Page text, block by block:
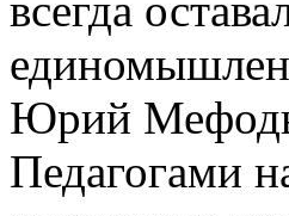
Юрий
Педагогами